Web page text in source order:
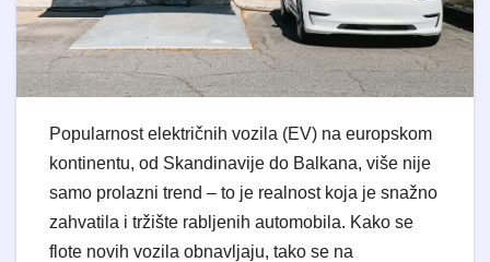
Popularnost električnih vozila (EV) na europskom
kontinentu, od Skandinavije do Balkana, više nije
samo prolazni trend – to je realnost koja je snažno
zahvatila i tržište rabljenih automobila. Kako se
flote novih vozila obnavljaju, tako se na